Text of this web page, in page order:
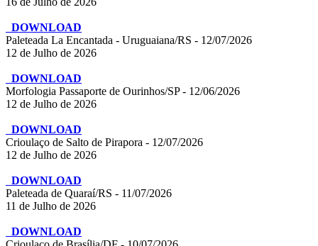
DOWNLOAD
Paleteada La Encantada - Uruguaiana/RS - 12/07/2026
12 de Julho de 2026
DOWNLOAD
Morfologia Passaporte de Ourinhos/SP - 12/06/2026
12 de Julho de 2026
DOWNLOAD
Crioulaço de Salto de Pirapora - 12/07/2026
12 de Julho de 2026
DOWNLOAD
Paleteada de Quaraí/RS - 11/07/2026
11 de Julho de 2026
DOWNLOAD